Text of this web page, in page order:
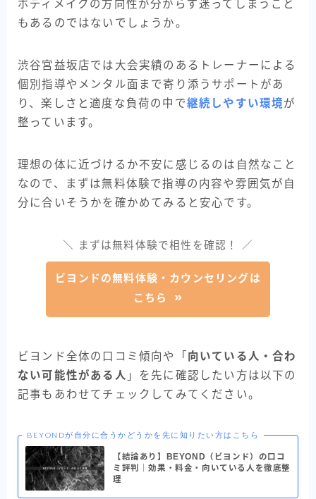
ボディメイクの方向性が分からず迷ってしまうこと
もあるのではないでしょうか。
渋谷宮益坂店では大会実績のあるトレーナーによる
個別指導やメンタル面まで寄り添うサポートがあ
り、楽しさと適度な負荷の中で継続しやすい環境が
整っています。
理想の体に近づけるか不安に感じるのは自然なこと
なので、まずは無料体験で指導の内容や雰囲気が自
分に合いそうかを確かめてみると安心です。
＼ まずは無料体験で相性を確認！ ／
ビヨンドの無料体験・カウンセリングは
こちら
ビヨンド全体の口コミ傾向や「 向いている人・合わ
ない可能性がある人 」を先に確認したい方は以下の
記事もあわせてチェックしてみてください。
BEYONDが自分に合うかどうかを先に知りたい方はこちら
【結論あり】BEYOND（ビヨンド）の口コ
ミ評判｜効果・料金・向いている人を徹底整
理